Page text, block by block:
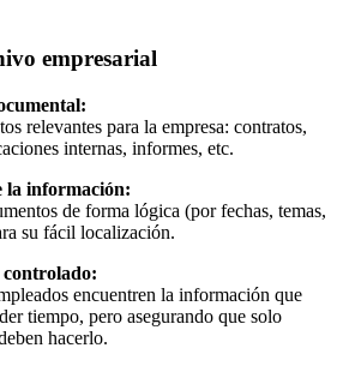
empresarial
relevantes para la empresa: contratos,
internas, informes, etc.
la información:
de forma lógica (por fechas, temas,
su fácil localización.
controlado:
encuentren la información que
tiempo, pero asegurando que solo
hacerlo.